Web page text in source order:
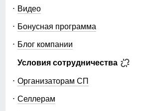
Видео
Бонусная программа
Блог компании
Условия сотрудничества
Организаторам СП
Селлерам